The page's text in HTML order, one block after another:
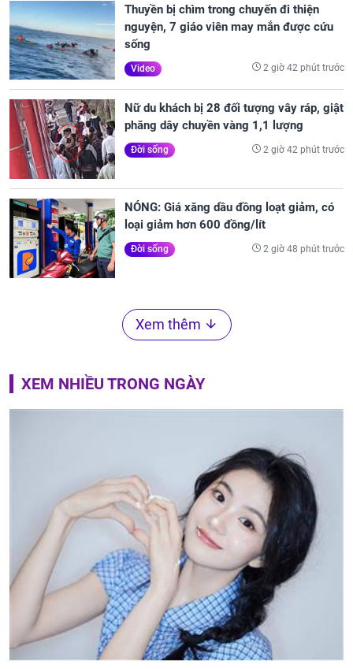
Thuyền bị chìm trong chuyến đi thiện
nguyện, 7 giáo viên may mắn được cứu
sống
Video 2 giờ 42 phút trước
Nữ du khách bị 28 đối tượng vây ráp, giật
phăng dây chuyền vàng 1,1 lượng
Đời sống 2 giờ 42 phút trước
NÓNG: Giá xăng dầu đồng loạt giảm, có
loại giảm hơn 600 đồng/lít
Đời sống 2 giờ 48 phút trước
Xem thêm
XEM NHIỀU TRONG NGÀY